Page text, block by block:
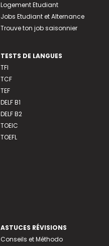
Logement Etudiant
Jobs Etudiant et Alternance
Trouve ton job saisonnier
TESTS DE LANGUES
TFI
TCF
TEF
DELF B1
DELF B2
TOEIC
TOEFL
ASTUCES RÉVISIONS
Conseils et Méthodo